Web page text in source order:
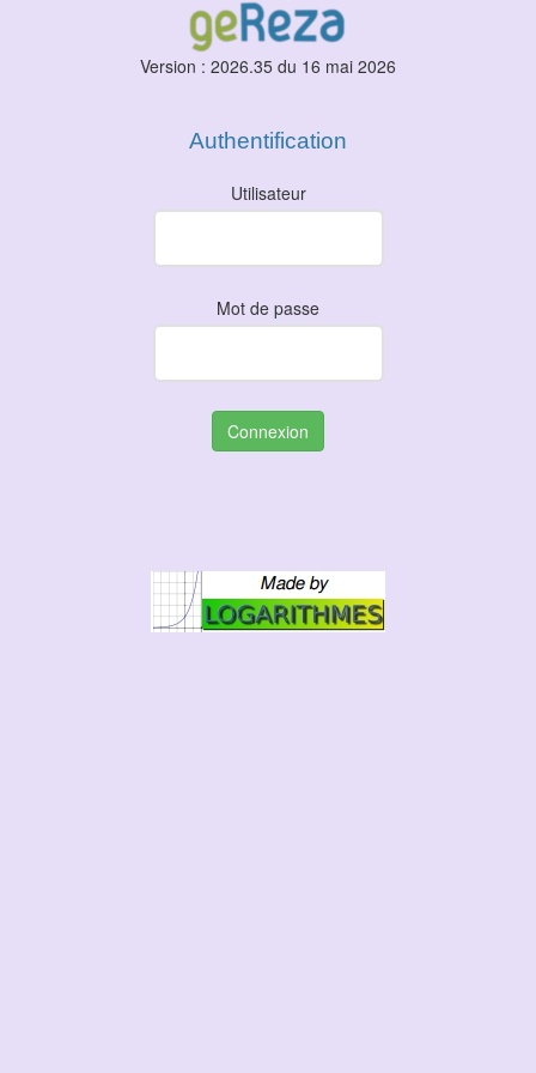
Version : 2026.35 du 16 mai 2026
Authentification
Utilisateur
Mot de passe
Connexion